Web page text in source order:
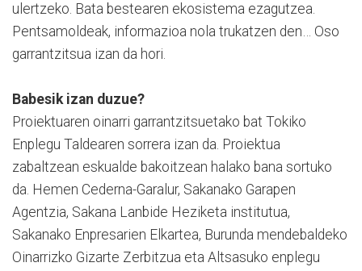
ulertzeko. Bata bestearen ekosistema ezagutzea.
Pentsamoldeak, informazioa nola trukatzen den… Oso
garrantzitsua izan da hori.
Babesik izan duzue?
Proiektuaren oinarri garrantzitsuetako bat Tokiko
Enplegu Taldearen sorrera izan da. Proiektua
zabaltzean eskualde bakoitzean halako bana sortuko
da. Hemen Cederna-Garalur, Sakanako Garapen
Agentzia, Sakana Lanbide Heziketa institutua,
Sakanako Enpresarien Elkartea, Burunda mendebaldeko
Oinarrizko Gizarte Zerbitzua eta Altsasuko enplegu